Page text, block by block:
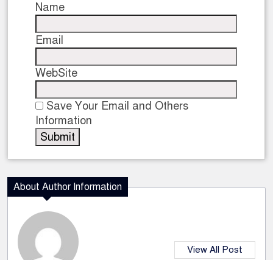
Name
Email
WebSite
Save Your Email and Others
Information
About Author Information
View All Post